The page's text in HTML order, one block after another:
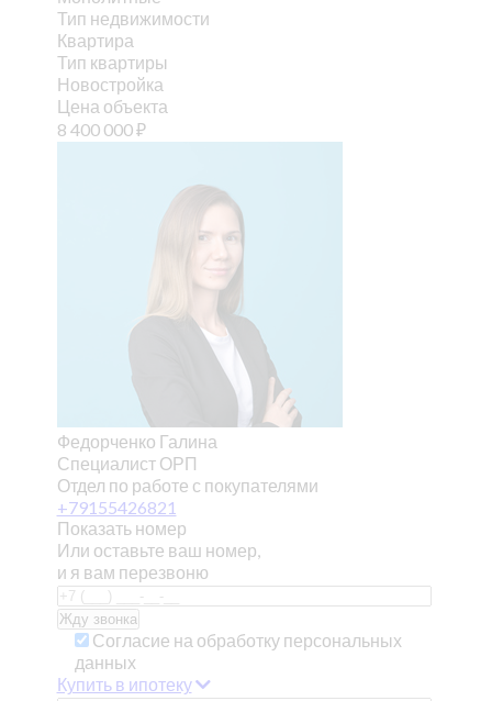
Тип недвижимости
Квартира
Тип квартиры
Новостройка
Цена объекта
8 400 000₽
Федорченко Галина
Специалист ОРП
Отдел по работе с покупателями
+79155426821
Показать номер
Или оставьте ваш номер,
и я вам перезвоню
Согласие на обработку персональных
данных
Купить в ипотеку